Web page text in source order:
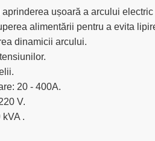
aprinderea ușoară a arcului electric
alimentării pentru a evita
dinamicii arcului.
20 - 400A.
V.
.